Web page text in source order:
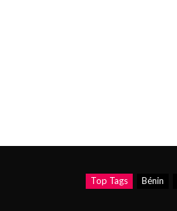
Top Tags Bénin